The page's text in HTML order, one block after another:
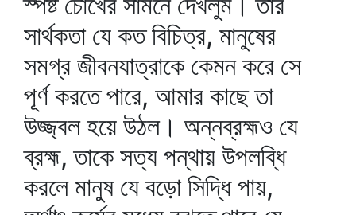
সার্থকতা যে কত বিচিত্র, মানুষের
সমগ্র জীবনযাত্রাকে কেমন করে সে
পূর্ণ করতে পারে, আমার কাছে তা
উজ্জ্বল হয়ে উঠল। অন্নব্রহ্মও যে
ব্রহ্ম, তাকে সত্য পন্থায় উপলব্ধি
করলে মানুষ যে বড়ো সিদ্ধি পায়,